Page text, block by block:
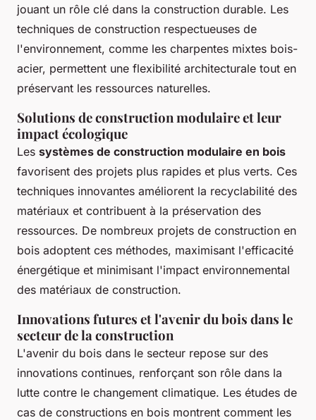
jouant un rôle clé dans la construction durable. Les
techniques de construction respectueuses de
l'environnement, comme les charpentes mixtes bois-
acier, permettent une flexibilité architecturale tout en
préservant les ressources naturelles.
Solutions de construction modulaire et leur
impact écologique
Les systèmes de construction modulaire en bois
favorisent des projets plus rapides et plus verts. Ces
techniques innovantes améliorent la recyclabilité des
matériaux et contribuent à la préservation des
ressources. De nombreux projets de construction en
bois adoptent ces méthodes, maximisant l'efficacité
énergétique et minimisant l'impact environnemental
des matériaux de construction.
Innovations futures et l'avenir du bois dans le
secteur de la construction
L'avenir du bois dans le secteur repose sur des
innovations continues, renforçant son rôle dans la
lutte contre le changement climatique. Les études de
cas de constructions en bois montrent comment les